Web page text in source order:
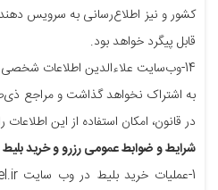
کشور و نیز اطلاع‌رسانی به سرویس
قابل پیگرد خواهد بود.
14-وب‌سایت علاءالدین اطلاعات
به اشتراک نخواهد گذاشت و مراجع
در قانون، امکان استفاده از این
شرایط و ضوابط عمومی رزرو و خرید بلیط